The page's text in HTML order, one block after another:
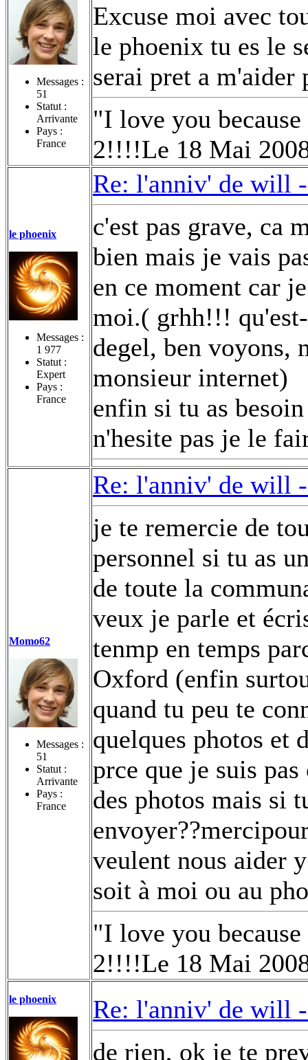
Messages :
51
Statut :
Arrivante
Pays :
France
Excuse moi avec
le phoenix tu es le
serai pret a
"I love you
2!!!!Le 18 Mai
le phoenix
Messages :
1 977
Statut :
Expert
Pays :
France
Re: l'anniv' de will
c'est pas grave, ca
bien mais je vais
en ce moment car
moi.( grhh!!!
degel, ben voyons,
monsieur internet)
enfin si tu as
n'hesite pas je le
Momo62
Messages :
51
Statut :
Arrivante
Pays :
France
Re: l'anniv' de will
je te remercie de
personnel si tu as
de toute la
veux je parle et
tenmp en temps
Oxford (enfin
quand tu peu te
quelques photos et
prce que je suis
des photos mais si
veulent nous aider
soit à moi ou au
"I love you
2!!!!Le 18 Mai
le phoenix
Re: l'anniv' de will
de rien, ok je te